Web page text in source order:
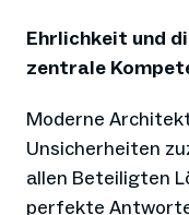
Ehrlichkeit und
zentrale
Moderne
Unsicherheiten
allen Beteiligten
perfekte